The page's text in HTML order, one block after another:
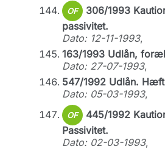
OF
306/1993
passivitet.
Dato: 12-11-1993,
163/1993 Udlån,
Dato: 27-07-1993,
547/1992 Udlån.
Dato: 05-03-1993,
OF
445/1992
Passivitet.
Dato: 02-03-1993,